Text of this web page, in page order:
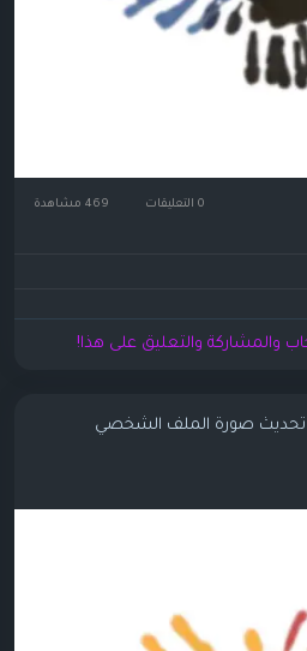
0 التعليقات
والمشاركة والتعليق على هذا!
تحديث صورة الملف الشخصي